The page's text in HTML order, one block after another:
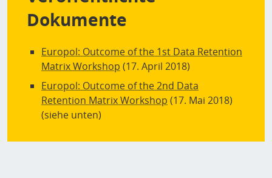
Dokumente
Europol: Outcome of the 1st Data Retention
Matrix Workshop (17. April 2018)
Europol: Outcome of the 2nd Data
Retention Matrix Workshop (17. Mai 2018)
(siehe unten)